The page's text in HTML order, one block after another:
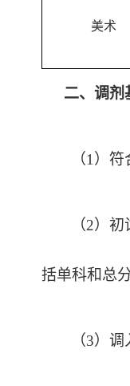
美术
二、调剂
（1）符
（2）初
括单科和总分
（3）调